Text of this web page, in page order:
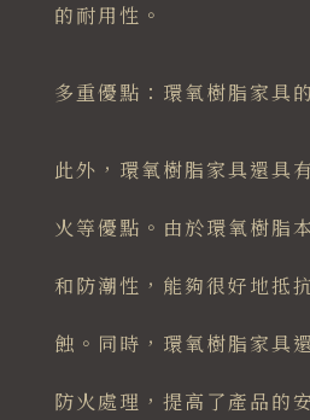
的耐用性。
多重優點：環氧樹脂家具
此外，環氧樹脂家具還具
火等優點。由於環氧樹脂
和防潮性，能夠很好地抵
蝕。同時，環氧樹脂家具
防火處理，提高了產品的